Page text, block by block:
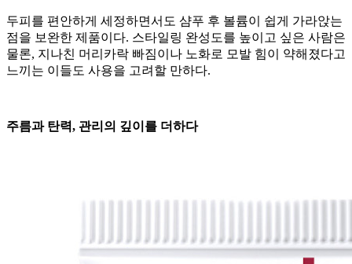
두피를 편안하게 세정하면서도 샴푸 후 볼륨이 쉽게 가라앉는
점을 보완한 제품이다. 스타일링 완성도를 높이고 싶은 사람은
물론, 지나친 머리카락 빠짐이나 노화로 모발 힘이 약해졌다고
느끼는 이들도 사용을 고려할 만하다.
주름과 탄력, 관리의 깊이를 더하다